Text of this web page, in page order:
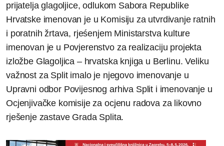
prijatelja glagoljice, odlukom Sabora Republike
Hrvatske imenovan je u Komisiju za utvrdivanje ratnih
i poratnih žrtava, rjeśenjem Ministarstva kulture
imenovan je u Povjerenstvo za realizaciju projekta
izložbe Glagoljica – hrvatska knjiga u Berlinu. Veliku
važnost za Split imalo je njegovo imenovanje u
Upravni odbor Povijesnog arhiva Split i imenovanje u
Ocjenjivačke komisije za ocjenu radova za likovno
rješenje zastave Grada Splita.